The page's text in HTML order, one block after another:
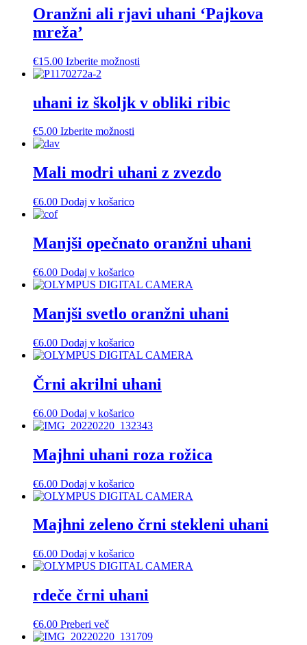
Oranžni ali rjavi uhani ‘Pajkova
mreža’
€15.00 Izberite možnosti
različic.
strani
izdelka
uhani iz školjk v obliki ribic
€5.00 Izberite možnosti
več
različic.
lahko
strani
izdelka
Mali modri uhani z zvezdo
€6.00 Dodaj v košarico
Manjši opečnato oranžni uhani
€6.00 Dodaj v košarico
Manjši svetlo oranžni uhani
€6.00 Dodaj v košarico
Črni akrilni uhani
€6.00 Dodaj v košarico
Majhni uhani roza rožica
€6.00 Dodaj v košarico
Majhni zeleno črni stekleni uhani
€6.00 Dodaj v košarico
rdeče črni uhani
€6.00 Preberi več